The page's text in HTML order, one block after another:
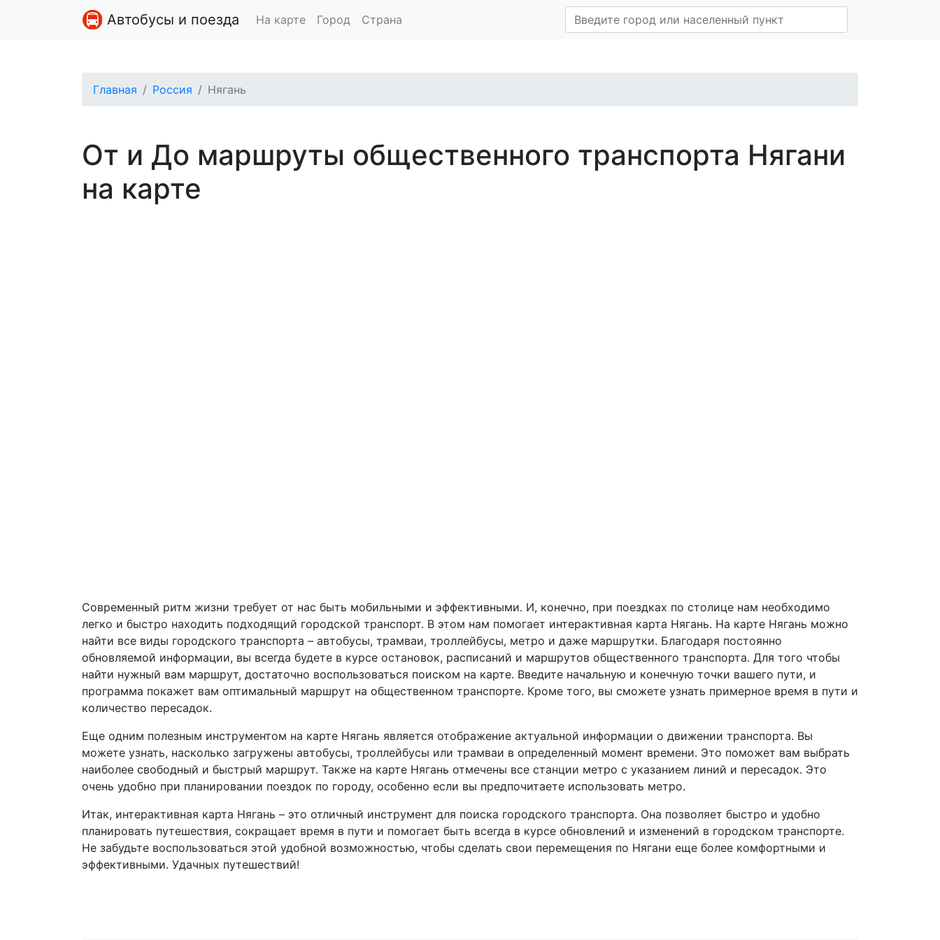
Автобусы и поезда На карте Город Страна
Главная Россия Нягань
От и До маршруты общественного транспорта Нягани
на карте
Современный ритм жизни требует от нас быть мобильными и эффективными. И, конечно, при поездках по столице нам необходимо
легко и быстро находить подходящий городской транспорт. В этом нам помогает интерактивная карта Нягань. На карте Нягань можно
найти все виды городского транспорта – автобусы, трамваи, троллейбусы, метро и даже маршрутки. Благодаря постоянно
обновляемой информации, вы всегда будете в курсе остановок, расписаний и маршрутов общественного транспорта. Для того чтобы
найти нужный вам маршрут, достаточно воспользоваться поиском на карте. Введите начальную и конечную точки вашего пути, и
программа покажет вам оптимальный маршрут на общественном транспорте. Кроме того, вы сможете узнать примерное время в пути и
количество пересадок.
Еще одним полезным инструментом на карте Нягань является отображение актуальной информации о движении транспорта. Вы
можете узнать, насколько загружены автобусы, троллейбусы или трамваи в определенный момент времени. Это поможет вам выбрать
наиболее свободный и быстрый маршрут. Также на карте Нягань отмечены все станции метро с указанием линий и пересадок. Это
очень удобно при планировании поездок по городу, особенно если вы предпочитаете использовать метро.
Итак, интерактивная карта Нягань – это отличный инструмент для поиска городского транспорта. Она позволяет быстро и удобно
планировать путешествия, сокращает время в пути и помогает быть всегда в курсе обновлений и изменений в городском транспорте.
Не забудьте воспользоваться этой удобной возможностью, чтобы сделать свои перемещения по Нягани еще более комфортными и
эффективными. Удачных путешествий!